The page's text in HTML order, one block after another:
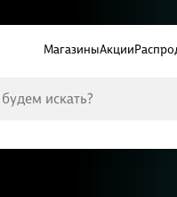
МагазиныАкции